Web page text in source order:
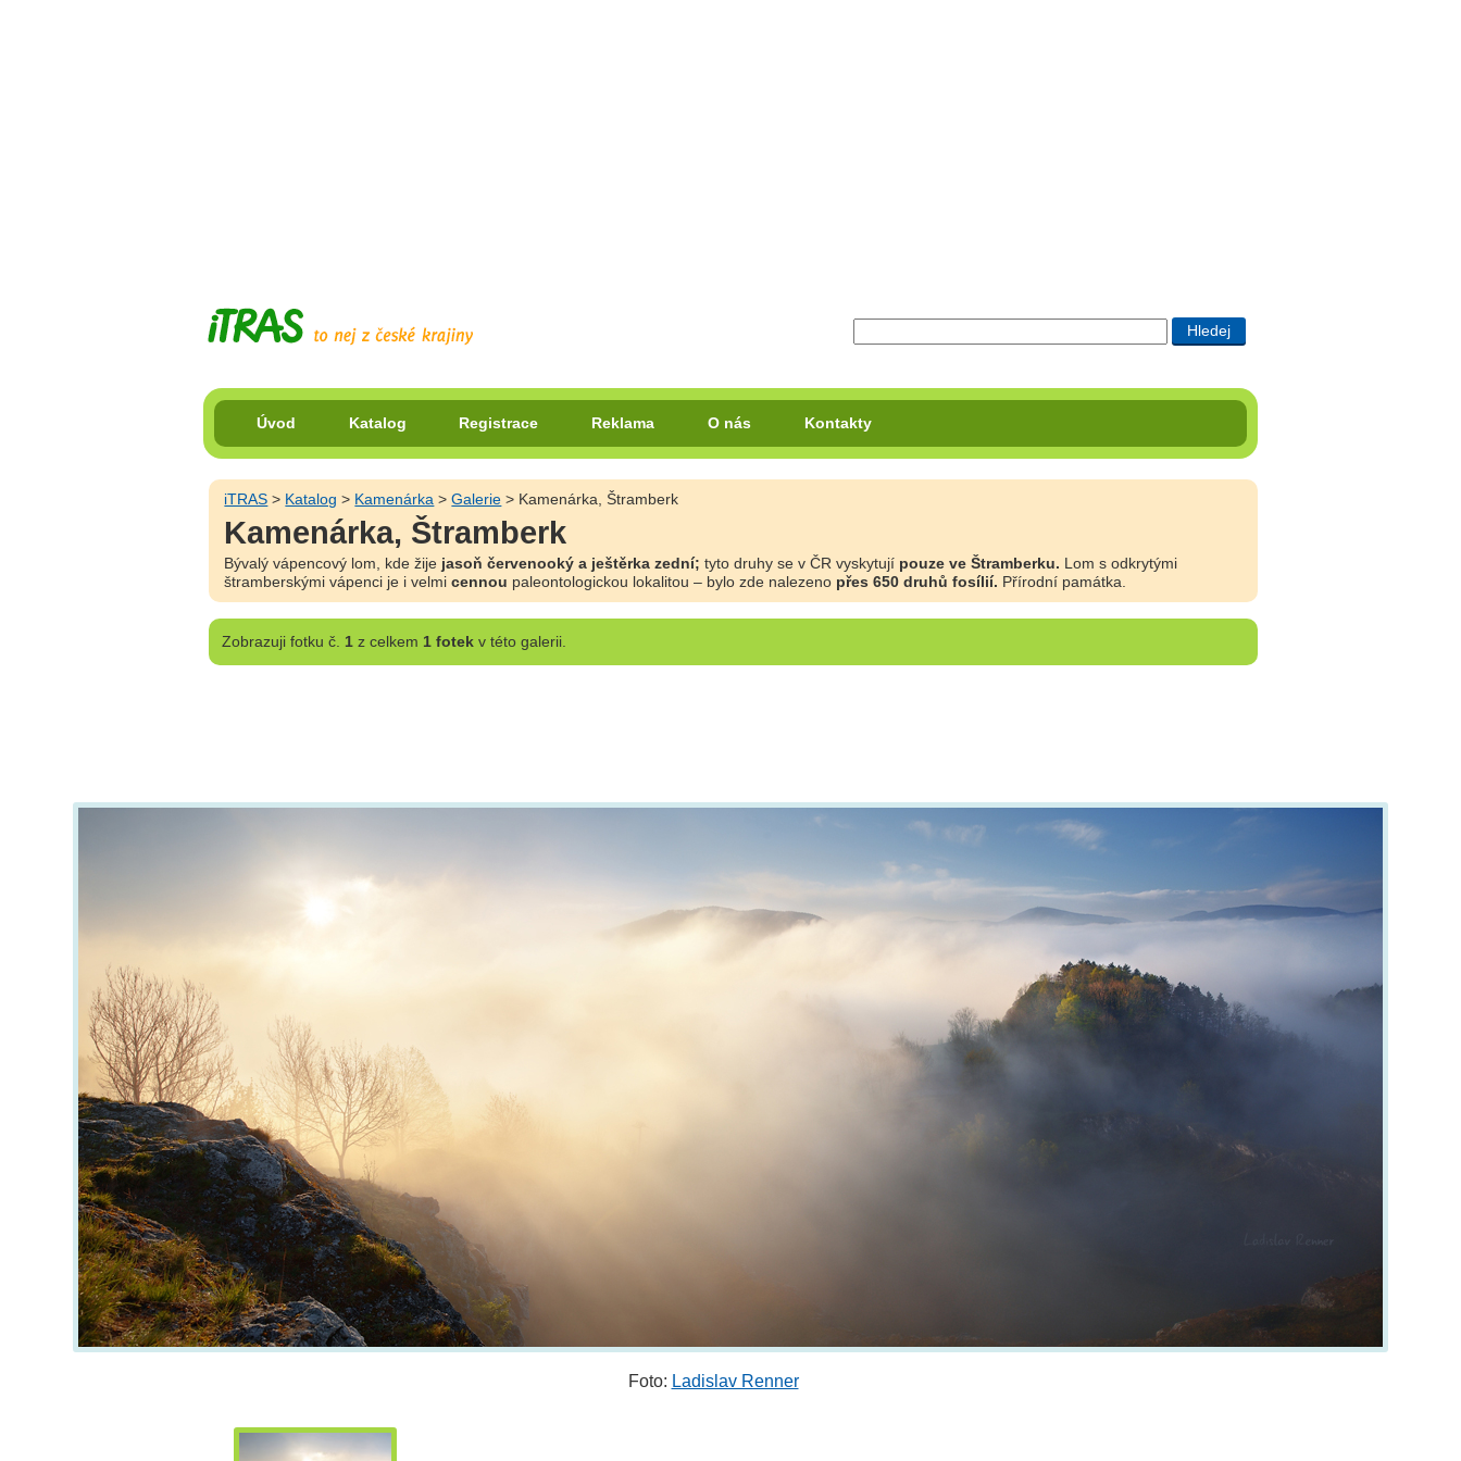
Úvod Katalog Registrace Reklama O nás Kontakty
iTRAS > Katalog > Kamenárka >Galerie > Kamenárka, Štramberk
Kamenárka, Štramberk
Bývalý vápencový lom, kde žije jasoň červenooký a ještěrka zední; tyto druhy se v ČR vyskytují pouze ve Štramberku. Lom s odkrytými
štramberskými vápenci je i velmi cennou paleontologickou lokalitou – bylo zde nalezeno přes 650 druhů fosílií. Přírodní památka.
Zobrazujifotku č. 1z celkem 1 fotekv této galerii.
Foto: Ladislav Renner